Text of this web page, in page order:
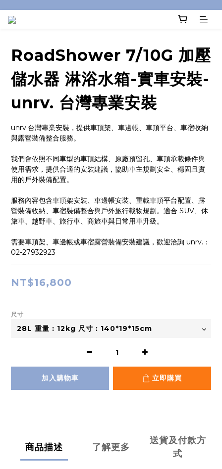
RoadShower 7/10G 加壓
儲水器 淋浴水箱-實車安裝-
unrv. 台灣專業安裝
unrv.台灣專業安裝，提供車頂架、車邊帳、車頂平台、車宿收納
與露營裝備整合服務。
我們會依照不同車型的車頂結構、原廠預留孔、車頂承載條件與
使用需求，提供合適的安裝建議，協助車主規劃安全、穩固且實
用的戶外裝備配置。
服務內容包含車頂架安裝、車邊帳安裝、重載車頂平台配置、露
營裝備收納、車宿裝備整合與戶外旅行載物規劃。適合 SUV、休
旅車、越野車、旅行車、商旅車與日常用車升級。
需要車頂架、車邊帳或車宿露營裝備安裝建議，歡迎洽詢 unrv.：
02-27932923
NT$16,800
尺寸
加入購物車 立即購買
商品描述 了解更多
送貨及付款方
式